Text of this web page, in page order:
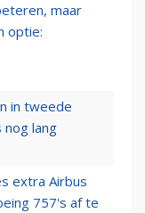
maar
optie:
in tweede
nog lang
extra Airbus
757's af te